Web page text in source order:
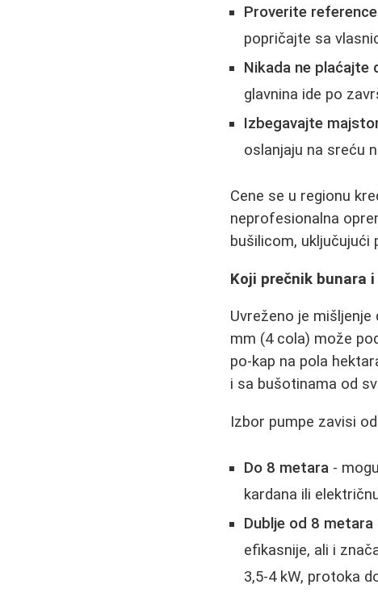
Proverite reference
popričajte sa
Nikada ne plaćajte
glavnina ide po
Izbegavajte
oslanjaju na sreću
Cene se u regionu
neprofesionalna
bušilicom,
Koji prečnik bunara
Uvreženo je
mm (4 cola) može
po-kap na pola
i sa bušotinama od
Izbor pumpe zavisi
Do 8 metara -
kardana ili
Dublje od 8 metara
efikasnije, ali i
3,5-4 kW, protoka